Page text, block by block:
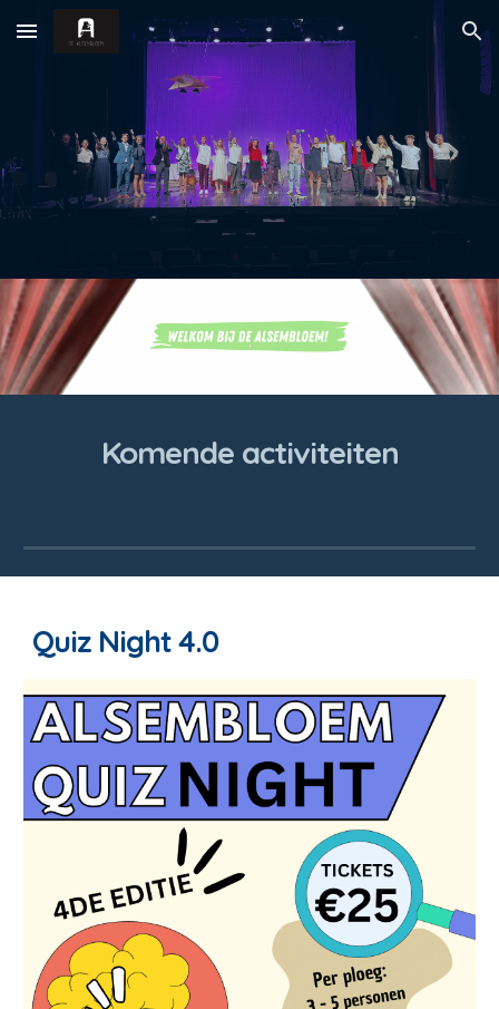
Skip to main content Skip to navigation
.
Komende activiteiten
Quiz Night 4.0